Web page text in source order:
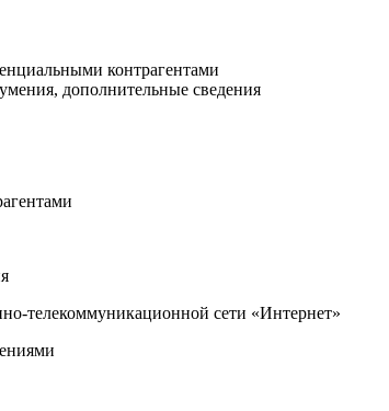
контрагентами
дополнительные сведения
телекоммуникационной сети «Интернет»